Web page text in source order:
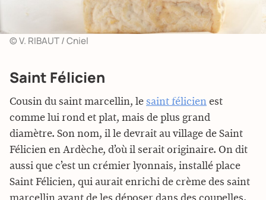
© V. RIBAUT / Cniel
Saint Félicien
Cousin du saint marcellin, le saint félicien est
comme lui rond et plat, mais de plus grand
diamètre. Son nom, il le devrait au village de Saint
Félicien en Ardèche, d’où il serait originaire. On dit
aussi que c’est un crémier lyonnais, installé place
Saint Félicien, qui aurait enrichi de crème des saint